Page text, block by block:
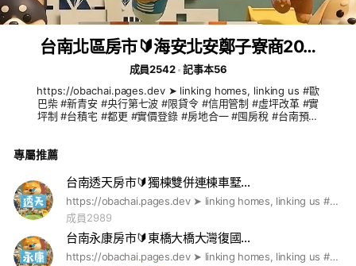
台南北區房市🔰海安北安鄭子寮商20…
成員2542
記事本56
https://obachai.pages.dev ➤ linking homes, linking us #歐
巴柴 #新青安 #央行第七波 #限貸令 #信用管制 #虛坪改革 #實
坪制 #台積宅 #都更 #實價登錄 #房地合一 #囤房稅 #台南預售
南重劃區 #台南巨蛋 #南科效應 #永康買房 #南科生活圈 #台南
展 #佳鋐 #佳晟 #佳昕 #佳順 #佳峻 #佳瓚 #和紘 #櫻花 #大華 #
勝美 #和通 #山豐 #興富發 #京城 #麗寶 #春福 #遠雄 #豐邑 #
國泰 #華友聯 #清景麟 #勝美 #富立 #僑昱 #上曜 #永龍 #宇城
#宗大 #白京 #達麗 #三發 #桂田 #恆鵬 #聯上 #泰嘉 #泰廣 #新
太盟 #允將 #太子 #龍騰 #台邦 #惠宇 #宏普 #海悅 #福第英華
置業 #聯碩 #漢華 #新高創 #上揚 #龍閣 #龍悅 #寶萊屋
專屬推薦
台南透天房市🔰獨棟雙併連棟車墅…
https://obachai.pages.dev ➤ linking homes, linking us #歐巴柴 #新青安 #央行第七波 #限貸令 #信用管制 #虛坪改革 #實坪制 #台積宅 #都更 #實價登錄 #房地合一 #囤房稅 #台南預售屋 #台南新成屋 #台南中古屋 #台南二手屋 #南科購屋 #台南買房 #台南租房 #台南首購 #台南換屋 #台南大樓 #台南透天 #台南重劃區 #台南巨蛋 #南科效應 #永康買房 #南科生活圈 #台南蛋黃區 #南科廠區 #南台南副都心 #新都心段 #寶佳 #佳泰 #佳展 #佳鋐 #佳晟 #佳昕 #佳峻 #佳瓚 #和紘 #櫻花 #大華 #勝美 #和通 #山豐 #興富發 #京城 #麗寶 #春福 #遠雄 #豐邑 #國泰 #華友聯 #清景麟 #勝美 #富立 #僑昱 #上曜 #永龍 #宇城 #宗大 #白京 #達麗 #三發 #桂田 #恆鵬 #聯上 #泰嘉 #泰廣 #新太盟 #允將 #太子 #龍騰 #台邦 #惠宇 #宏普 #海悅 #福第英華置業 #聯碩 #漢華 #新高創 #上揚 #龍閣 #龍悅 #寶萊屋
成員2989
台南永康房市🔰東橋大橋大灣復國…
https://obachai.pages.dev ➤ linking homes, linking us #歐巴柴 #新青安 #央行第七波 #限貸令 #信用管制 #虛坪改革 #實坪制 #台積宅 #都更 #實價登錄 #房地合一 #囤房稅 #台南預售屋 #台南新成屋 #台南中古屋 #台南二手屋 #南科購屋 #台南買房 #台南租房 #台南首購 #台南換屋 #台南大樓 #台南透天 #台南重劃區 #台南巨蛋 #南科效應 #永康買房 #南科生活圈 #台南蛋黃區 #南科廠區 #南台南副都心 #新都心段 #寶佳 #佳泰 #佳展 #佳鋐 #佳晟 #佳昕 #佳峻 #佳瓚 #和紘 #櫻花 #大華 #勝美 #和通 #山豐 #興富發 #京城 #麗寶 #春福 #遠雄 #豐邑 #國泰 #華友聯 #清景麟 #勝美 #富立 #僑昱 #上曜 #永龍 #宇城 #宗大 #白京 #達麗 #三發 #桂田 #恆鵬 #聯上 #泰嘉 #泰廣 #新太盟 #允將 #太子 #龍騰 #台邦 #惠宇 #宏普 #海悅 #福第英華置業 #聯碩 #漢華 #新高創 #上揚 #龍閣 #龍悅 #寶萊屋